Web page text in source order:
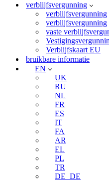
verblijfsvergunning
verblijfsvergunning
verblijfsvergunning
vaste
Verblijfskaart EU
bruikbare informatie
EN
UK
RU
NL
FR
ES
IT
FA
AR
EL
PL
TR
DE_DE